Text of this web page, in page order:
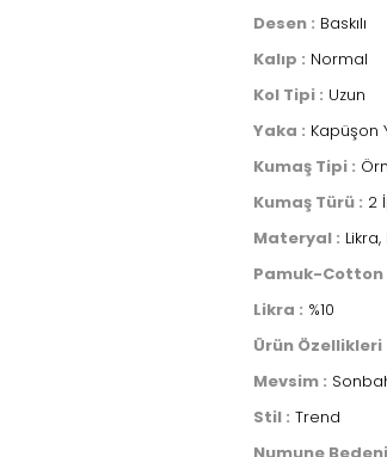
Desen : Baskılı
Kalıp : Normal
Kol Tipi : Uzun
Yaka : Kapüşon
Kumaş Tipi :
Kumaş Türü : 2
Materyal :
Pamuk-Cotton
Likra : %10
Ürün Özellikleri
Mevsim :
Stil : Trend